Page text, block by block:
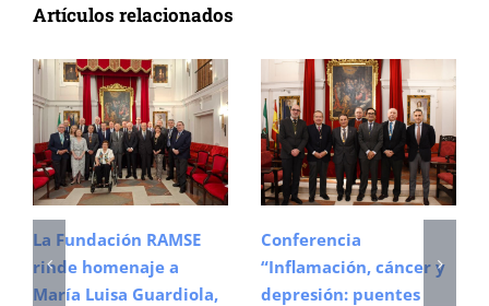
Artículos relacionados
La Fundación RAMSE
rinde homenaje a
María Luisa Guardiola,
Conferencia
“Inflamación, cáncer y
depresión: puentes